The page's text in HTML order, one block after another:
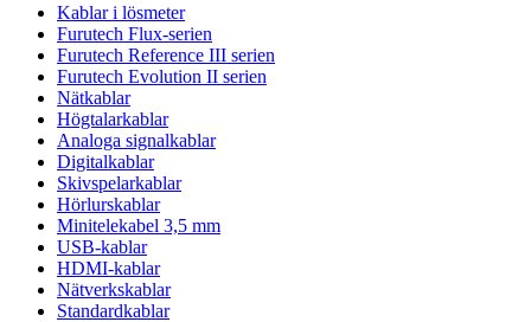
Kablar i lösmeter
Furutech Flux-serien
Furutech Reference III serien
Furutech Evolution II serien
Nätkablar
Högtalarkablar
Analoga signalkablar
Digitalkablar
Skivspelarkablar
Hörlurskablar
Minitelekabel 3,5 mm
USB-kablar
HDMI-kablar
Nätverkskablar
Standardkablar